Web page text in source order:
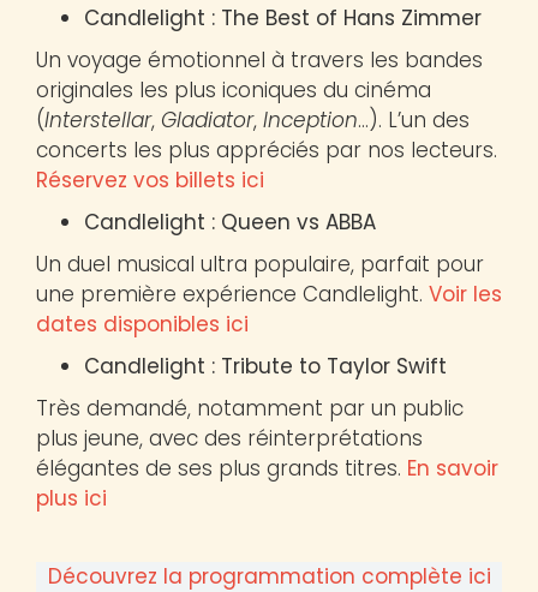
Candlelight : The Best of Hans Zimmer
Un voyage émotionnel à travers les bandes
originales les plus iconiques du cinéma
(Interstellar, Gladiator, Inception…). L’un des
concerts les plus appréciés par nos lecteurs.
Réservez vos billets ici
Candlelight : Queen vs ABBA
Un duel musical ultra populaire, parfait pour
une première expérience Candlelight. Voir les
dates disponibles ici
Candlelight : Tribute to Taylor Swift
Très demandé, notamment par un public
plus jeune, avec des réinterprétations
élégantes de ses plus grands titres. En savoir
plus ici
Découvrez la programmation complète ici